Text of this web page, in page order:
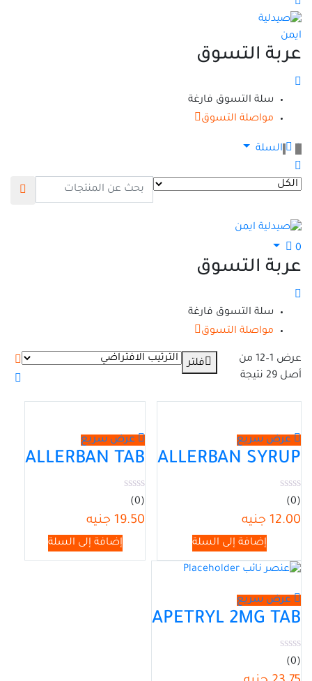
عربة التسوق
سلة التسوق فارغة
مواصلة التسوق
السلة
0
عربة التسوق
سلة التسوق فارغة
مواصلة التسوق
عرض 1–12 من
أصل 29 نتيجة
فلتر
عرض سريع
ALLERBAN SYRUP
(0)
12.00 جنيه
إضافة إلى السلة
عرض سريع
ALLERBAN TAB
(0)
19.50 جنيه
إضافة إلى السلة
عرض سريع
APETRYL 2MG TAB
(0)